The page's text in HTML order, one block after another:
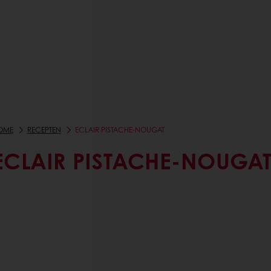
RECEPTEN ECLAIR PISTACHE-NOUGAT
PISTACHE-